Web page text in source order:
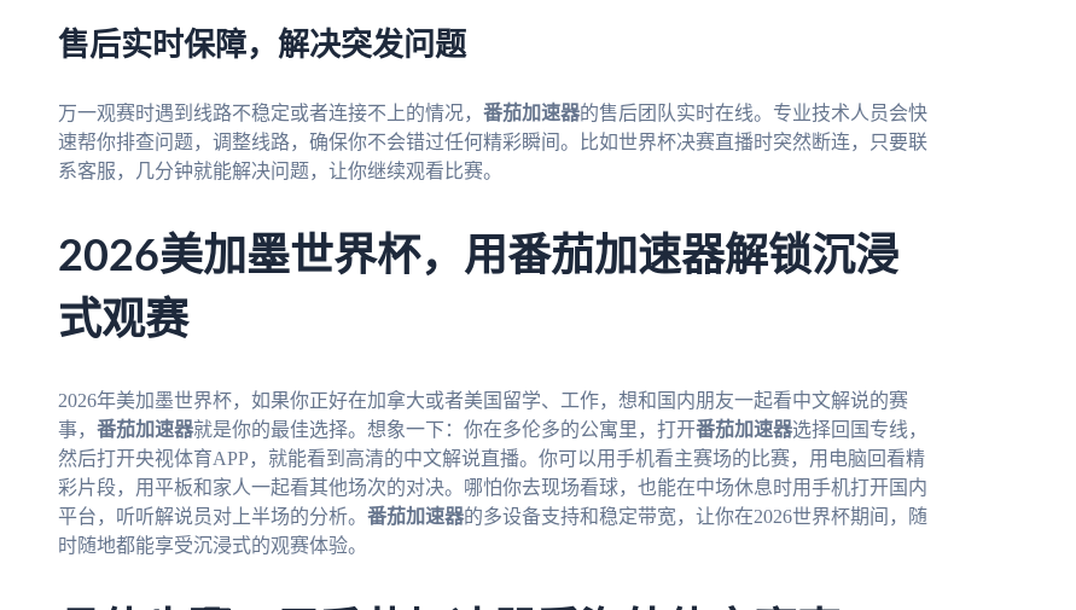
售后实时保障，解决突发问题
万一观赛时遇到线路不稳定或者连接不上的情况， 番茄加速器的售后团队实时在线。专业技术人员会快
速帮你排查问题，调整线路，确保你不会错过任何精彩瞬间。比如世界杯决赛直播时突然断连，只要联
系客服，几分钟就能解决问题，让你继续观看比赛。
2026美加墨世界杯，用番茄加速器解锁沉浸
式观赛
2026年美加墨世界杯，如果你正好在加拿大或者美国留学、工作，想和国内朋友一起看中文解说的赛
事， 番茄加速器就是你的最佳选择。想象一下：你在多伦多的公寓里，打开番茄加速器选择回国专线，
然后打开央视体育APP，就能看到高清的中文解说直播。你可以用手机看主赛场的比赛，用电脑回看精
彩片段，用平板和家人一起看其他场次的对决。哪怕你去现场看球，也能在中场休息时用手机打开国内
平台，听听解说员对上半场的分析。 番茄加速器的多设备支持和稳定带宽，让你在2026世界杯期间，随
时随地都能享受沉浸式的观赛体验。